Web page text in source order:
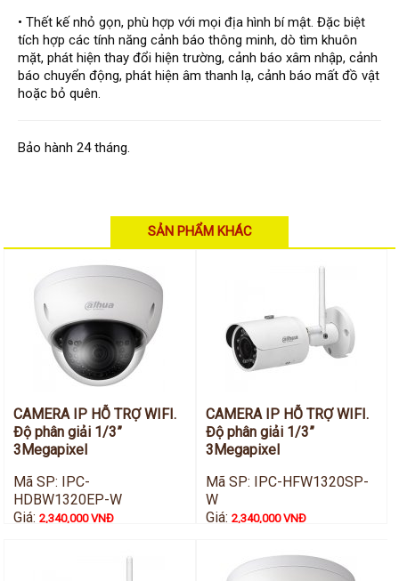
Khóa điện tử KBVISION
Access control Syris
Giải pháp
LẮP ĐẶT CAMERA TRỌN GÓI
GIẢI PHÁP CAMERA AN NINH
GIẢI PHÁP NHỎ TRỌN GÓI
• Thết kế nhỏ gọn, phù hợp với mọi địa hình bí mật. Đặc biệt
tích hợp các tính năng cảnh báo thông minh, dò tìm khuôn
mặt, phát hiện thay đổi hiện trường, cảnh báo xâm nhập, cảnh
báo chuyển động, phát hiện âm thanh lạ, cảnh báo mất đồ vật
hoặc bỏ quên.
Bảo hành 24 tháng.
SẢN PHẨM KHÁC
CAMERA IP HỖ TRỢ WIFI.
Độ phân giải 1/3”
3Megapixel
Mã SP: IPC-
HDBW1320EP-W
Giá:2,340,000 VNĐ
CAMERA IP HỖ TRỢ WIFI.
Độ phân giải 1/3”
3Megapixel
Mã SP: IPC-HFW1320SP-
W
Giá: 2,340,000 VNĐ